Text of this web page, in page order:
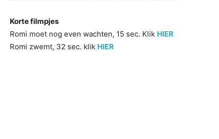
Korte filmpjes
Romi moet nog even wachten, 15 sec. Klik HIER
Romi zwemt, 32 sec. klik HIER